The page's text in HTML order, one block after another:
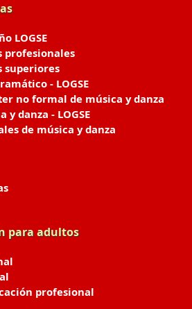
LOGSE
profesionales
superiores
- LOGSE
no formal de música y danza
y danza - LOGSE
de música y danza
para adultos
profesional